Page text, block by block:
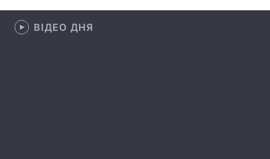
Спорт
ВІДЕО ДНЯ